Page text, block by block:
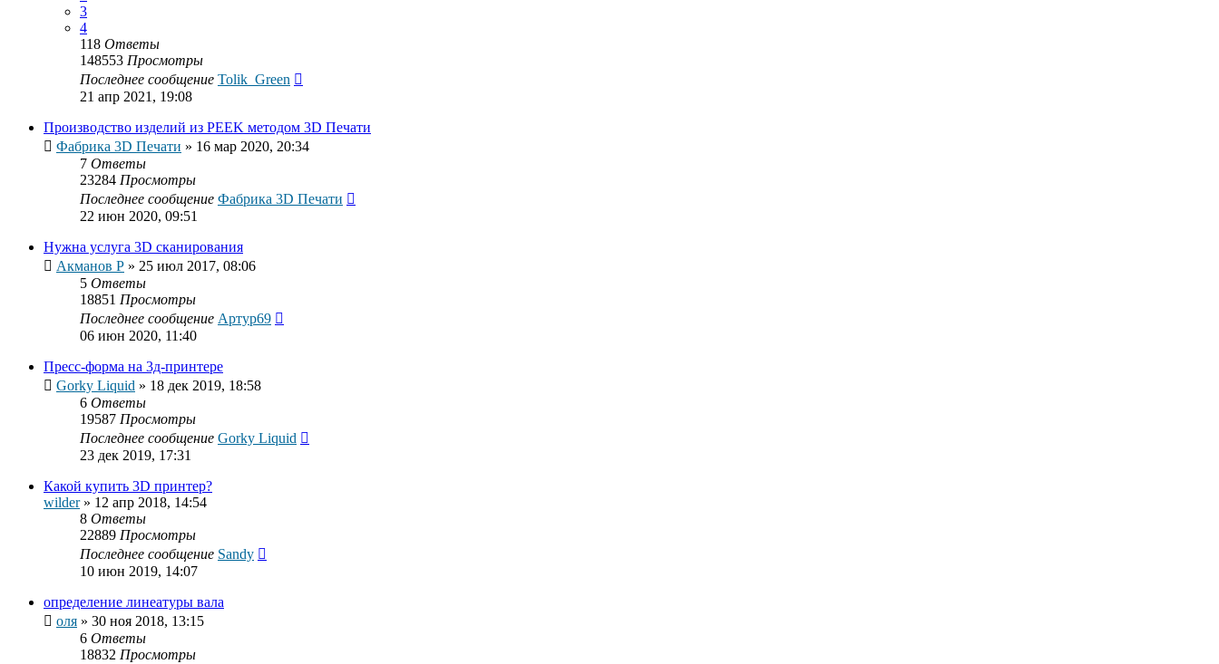
3
4
118 Ответы
148553 Просмотры
Последнее сообщение Tolik_Green
21 апр 2021, 19:08
Производство изделий из PEEK методом 3D Печати
Фабрика 3D Печати » 16 мар 2020, 20:34
7 Ответы
23284 Просмотры
Последнее сообщение Фабрика 3D Печати
22 июн 2020, 09:51
Нужна услуга 3D сканирования
Акманов Р » 25 июл 2017, 08:06
5 Ответы
18851 Просмотры
Последнее сообщение Артур69
06 июн 2020, 11:40
Пресс-форма на 3д-принтере
Gorky Liquid » 18 дек 2019, 18:58
6 Ответы
19587 Просмотры
Последнее сообщение Gorky Liquid
23 дек 2019, 17:31
Какой купить 3D принтер?
wilder» 12 апр 2018, 14:54
8 Ответы
22889 Просмотры
Последнее сообщение Sandy
10 июн 2019, 14:07
определение линеатуры вала
оля » 30 ноя 2018, 13:15
6 Ответы
18832 Просмотры